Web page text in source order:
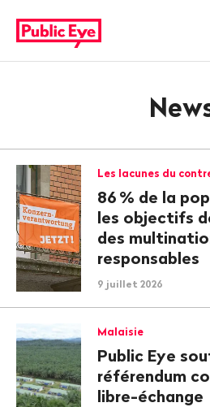
sur
publiceye.ch
rapide
Les lacunes du
86 % de la
les objectifs
des
responsables
9 juillet 2026
Malaisie
Public Eye
référendum
libre-échange